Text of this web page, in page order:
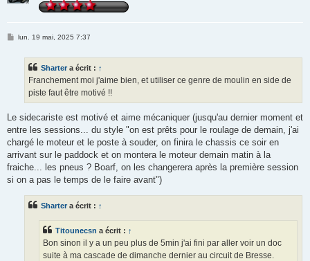
Mlun. 19 mai, 2025 7:37
Sharter a écrit : ↑
Franchement moi j'aime bien, et utiliser ce genre de moulin en side de
piste faut être motivé !!
Le sidecariste est motivé et aime mécaniquer (jusqu'au dernier moment et
entre les sessions... du style "on est prêts pour le roulage de demain, j'ai
chargé le moteur et le poste à souder, on finira le chassis ce soir en
arrivant sur le paddock et on montera le moteur demain matin à la
fraiche... les pneus ? Boarf, on les changerera après la première session
si on a pas le temps de le faire avant")
Sharter a écrit : ↑
Titounecsn a écrit : ↑
Bon sinon il y a un peu plus de 5min j'ai fini par aller voir un doc
suite à ma cascade de dimanche dernier au circuit de Bresse.